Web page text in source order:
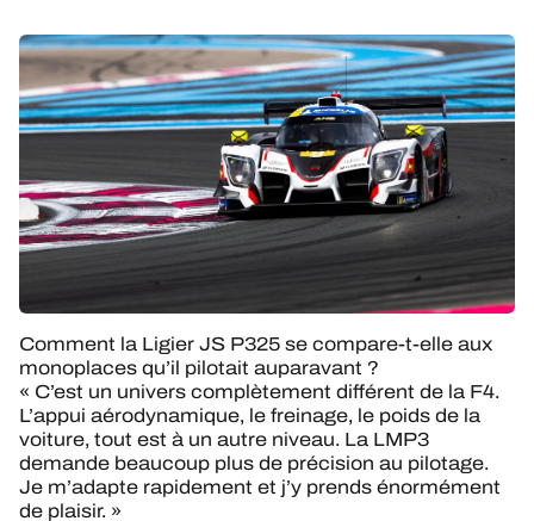
Comment la Ligier JS P325 se compare-t-elle aux
monoplaces qu’il pilotait auparavant ?
« C’est un univers complètement différent de la F4.
L’appui aérodynamique, le freinage, le poids de la
voiture, tout est à un autre niveau. La LMP3
demande beaucoup plus de précision au pilotage.
Je m’adapte rapidement et j’y prends énormément
de plaisir. »